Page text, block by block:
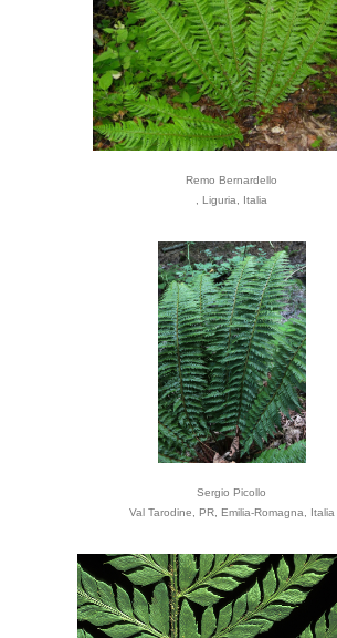
Remo Bernardello
, Liguria, Italia
Sergio Picollo
Val Tarodine, PR, Emilia-Romagna, Italia